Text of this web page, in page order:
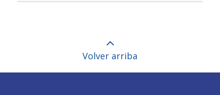
Volver arriba